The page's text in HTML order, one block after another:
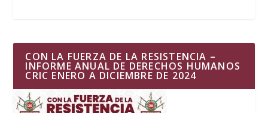
CON LA FUERZA DE LA RESISTENCIA –
INFORME ANUAL DE DERECHOS HUMANOS
CRIC ENERO A DICIEMBRE DE 2024